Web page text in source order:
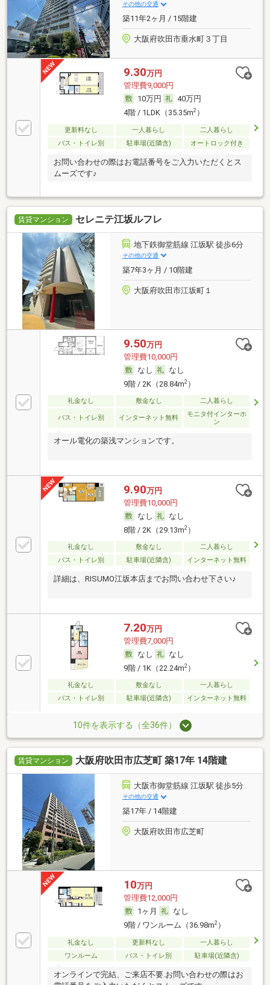
その他の交通
築11年2ヶ月 / 15階建
大阪府吹田市垂水町３丁目
9.30万円
管理費9,000円
10万円
40万円
4階 / 1LDK（35.35m2）
更新料なし 一人暮らし
二人暮らし
バス・トイレ別
駐車場(近隣含) オートロック付き
お問い合わせの際はお電話番号をご入力いただくとス
ムーズです♪
賃貸マンション セレニテ江坂ルフレ
地下鉄御堂筋線 江坂駅 徒歩6分
その他の交通
築7年3ヶ月 / 10階建
大阪府吹田市江坂町１
9.50万円
管理費10,000円
なし
なし
9階 / 2K（28.84m2）
礼金なし 敷金なし 二人暮らし
バス・トイレ別 インターネット無料
モニタ付インターホ
ン
オール電化の築浅マンションです。
9.90万円
管理費10,000円
なし
なし
8階 / 2K（29.13m2）
礼金なし 敷金なし
二人暮らし
バス・トイレ別
駐車場(近隣含) インターネット無料
詳細は、RISUMO江坂本店までお問い合わせ下さい♪
7.20万円
管理費7,000円
なし
なし
9階 / 1K（22.24m2）
礼金なし 敷金なし
一人暮らし
バス・トイレ別
駐車場(近隣含) インターネット無料
10件を表示する（全36件）
賃貸マンション 大阪府吹田市広芝町 築17年 14階建
大阪市御堂筋線 江坂駅 徒歩5分
その他の交通
築17年 / 14階建
大阪府吹田市広芝町
10万円
管理費12,000円
1ヶ月
なし
9階 / ワンルーム（36.98m2）
礼金なし 更新料なし
一人暮らし
ワンルーム
バス・トイレ別 駐車場(近隣含)
オンラインで完結、ご来店不要.お問い合わせの際はお